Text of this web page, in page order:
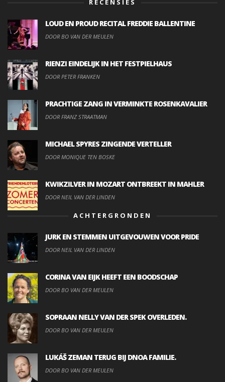
RECENSIES
LOUD EN PROUD RECITAL FREDDIE BALLENTINE
DOOR BO VAN DER MEULEN
RIENZI EINDELIJK IN HET FESTPIELHAUS
DOOR PETER FRANKEN
PRACHTIGE ZANG IN VERMINKTE ROSENKAVALIER
DOOR FRANZ STRAATMAN
MICHAEL SPYRES ZINGENDE VERTELLER
DOOR MONIQUE TEN BOSKE
KWIKZILVER IN MOZART ONTBREEKT IN MAHLER
DOOR NEIL VAN DER LINDEN
ACHTERGRONDEN
JURK EN STEMMEN UITGEVOUWEN VOOR PRIDE
DOOR NEIL VAN DER LINDEN
CORINA VAN EIJK HEEFT EEN BOODSCHAP
DOOR BO VAN DER MEULEN
SOPRAAN NELLY VAN DER SPEK OVERLEDEN.
DOOR BO VAN DER MEULEN
LUKÁŠ ZEMAN TERUG BIJ DNOA FAMILIE.
DOOR BO VAN DER MEULEN